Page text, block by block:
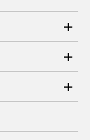
電
ービス